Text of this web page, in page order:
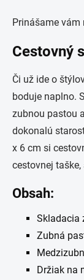
Prinášame vám
Cestovný
Či už ide o
boduje naplno.
zubnou pastou
dokonalú
x 6 cm si
cestovnej
Obsah:
Skladacia
Zubná
Držiak na